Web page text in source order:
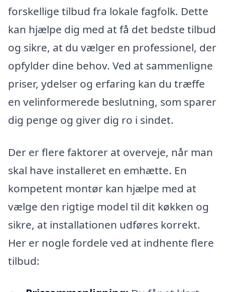
forskellige tilbud fra lokale fagfolk. Dette
kan hjælpe dig med at få det bedste tilbud
og sikre, at du vælger en professionel, der
opfylder dine behov. Ved at sammenligne
priser, ydelser og erfaring kan du træffe
en velinformerede beslutning, som sparer
dig penge og giver dig ro i sindet.
Der er flere faktorer at overveje, når man
skal have installeret en emhætte. En
kompetent montør kan hjælpe med at
vælge den rigtige model til dit køkken og
sikre, at installationen udføres korrekt.
Her er nogle fordele ved at indhente flere
tilbud: